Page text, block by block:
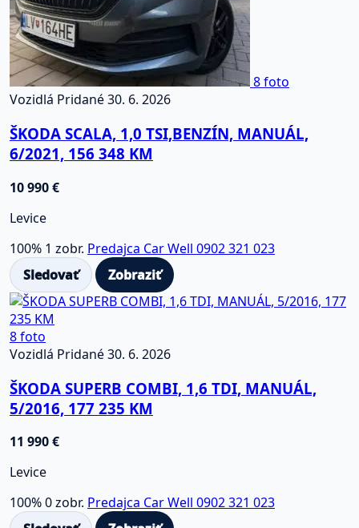
8 foto
Vozidlá Pridané 30. 6. 2026
ŠKODA SCALA, 1,0 TSI,BENZÍN, MANUÁL,
6/2021, 156 348 KM
10 990 €
Levice
100% 1 zobr. Predajca Car Well 0902 321 023
Sledovať
Zobraziť
8 foto
Vozidlá Pridané 30. 6. 2026
ŠKODA SUPERB COMBI, 1,6 TDI, MANUÁL,
5/2016, 177 235 KM
11 990 €
Levice
100%0 zobr. Predajca Car Well 0902 321 023